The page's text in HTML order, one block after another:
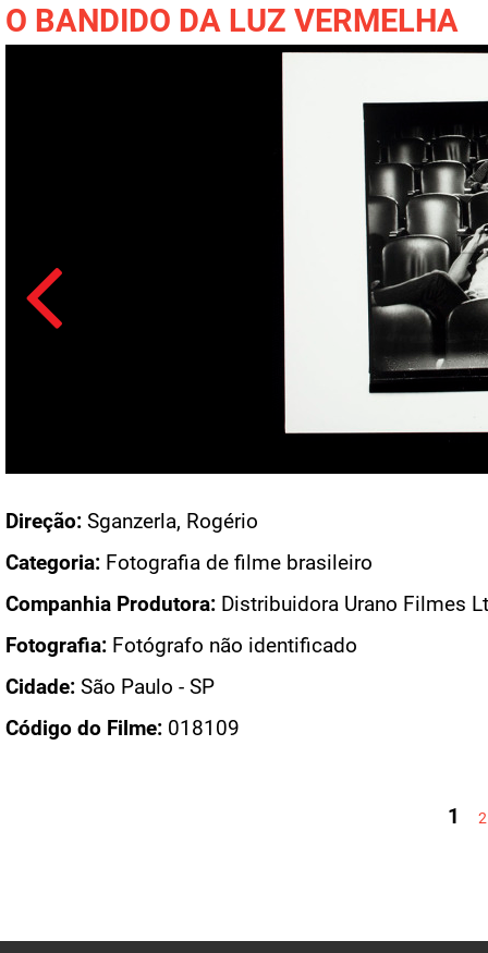
O BANDIDO DA LUZ VERMELHA
Direção: Sganzerla, Rogério
Categoria: Fotografia de filme brasileiro
Companhia Produtora: Distribuidora Urano Filmes
Fotografia: Fotógrafo não identificado
Cidade: São Paulo - SP
Código do Filme: 018109
1 2